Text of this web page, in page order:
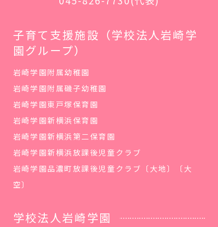
子育て支援施設（学校法人岩崎学
園グループ）
岩崎学園附属幼稚園
岩崎学園附属磯子幼稚園
岩崎学園東戸塚保育園
岩崎学園新横浜保育園
岩崎学園新横浜第二保育園
岩崎学園新横浜放課後児童クラブ
岩崎学園品濃町放課後児童クラブ〔大地〕〔大
空〕
学校法人岩崎学園